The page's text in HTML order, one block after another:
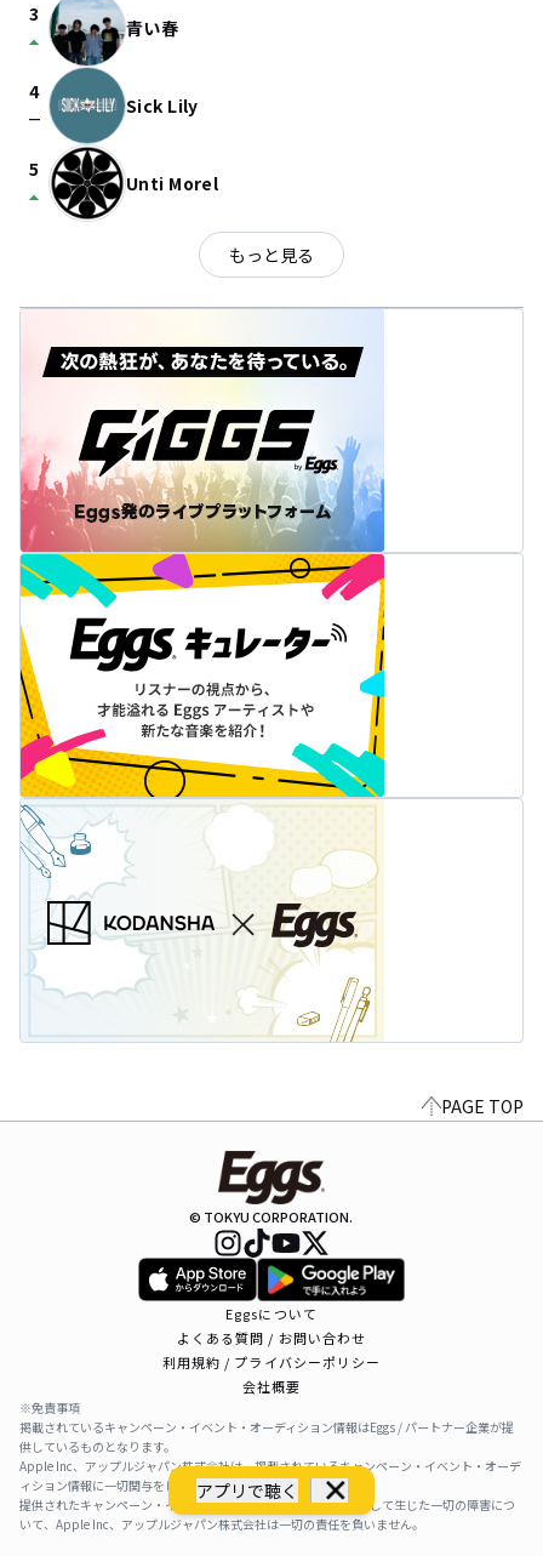
アプリで聴く
3
arrow_drop_up 青い春
4
check_indeterminate_small Sick Lily
5
arrow_drop_up Unti Morel
もっと見る
PAGE TOP
© TOKYU CORPORATION.
Eggsについて
よくある質問 / お問い合わせ
利用規約 / プライバシーポリシー
会社概要
※免責事項
掲載されているキャンペーン・イベント・オーディション情報はEggs / パートナー企業が提
供しているものとなります。
Apple Inc、アップルジャパン株式会社は、掲載されているキャンペーン・イベント・オーデ
ィション情報に一切関与をしておりません。
提供されたキャンペーン・イベント・オーディション情報を利用して生じた一切の障害につ
いて、Apple Inc、アップルジャパン株式会社は一切の責任を負いません。